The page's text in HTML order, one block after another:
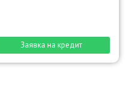
Заявка на кредит